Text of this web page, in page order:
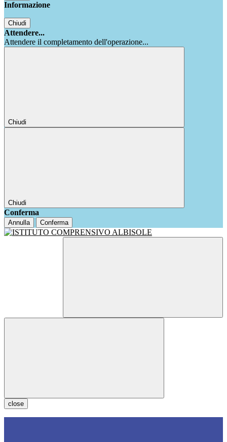
Informazione
Chiudi
Attendere...
Attendere il completamento dell'operazione...
Chiudi
Chiudi
Conferma
Annulla Conferma
close